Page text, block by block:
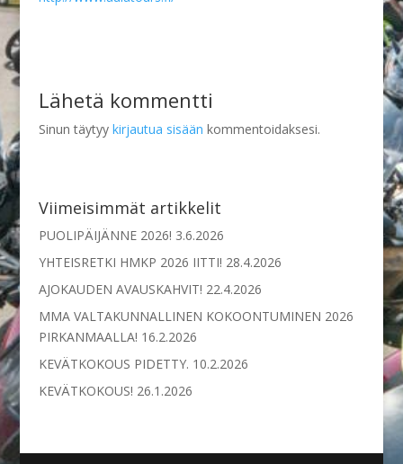
Lähetä kommentti
Sinun täytyy kirjautua sisään kommentoidaksesi.
Viimeisimmät artikkelit
PUOLIPÄIJÄNNE 2026! 3.6.2026
YHTEISRETKI HMKP 2026 IITTI! 28.4.2026
AJOKAUDEN AVAUSKAHVIT! 22.4.2026
MMA VALTAKUNNALLINEN KOKOONTUMINEN 2026
PIRKANMAALLA! 16.2.2026
KEVÄTKOKOUS PIDETTY. 10.2.2026
KEVÄTKOKOUS! 26.1.2026